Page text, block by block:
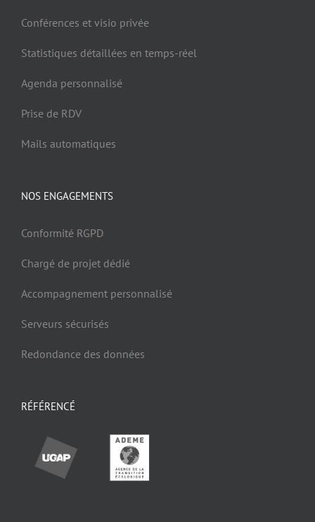
Conférences et visio privée
Statistiques détaillées en temps-réel
Agenda personnalisé
Prise de RDV
Mails automatiques
NOS ENGAGEMENTS
Conformité RGPD
Chargé de projet dédié
Accompagnement personnalisé
Serveurs sécurisés
Redondance des données
RÉFÉRENCÉ